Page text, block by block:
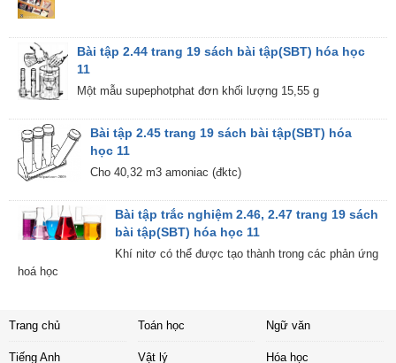
Bài tập 2.44 trang 19 sách bài tập(SBT) hóa học
11
Một mẫu supephotphat đơn khối lượng 15,55 g
Bài tập 2.45 trang 19 sách bài tập(SBT) hóa
học 11
Cho 40,32 m3 amoniac (đktc)
Bài tập trắc nghiệm 2.46, 2.47 trang 19 sách
bài tập(SBT) hóa học 11
Khí nitơ có thể được tạo thành trong các phản ứng
hoá học
Trang chủ Toán học Ngữ văn
Tiếng Anh Vật lý Hóa học